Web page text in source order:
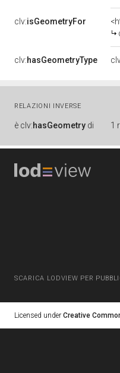
clv:isGeometryFor
clv:hasGeometryType
RELAZIONI INVERSE
è clv:hasGeometry di 1
SCARICA LODVIEW PER
Licensed under Creative